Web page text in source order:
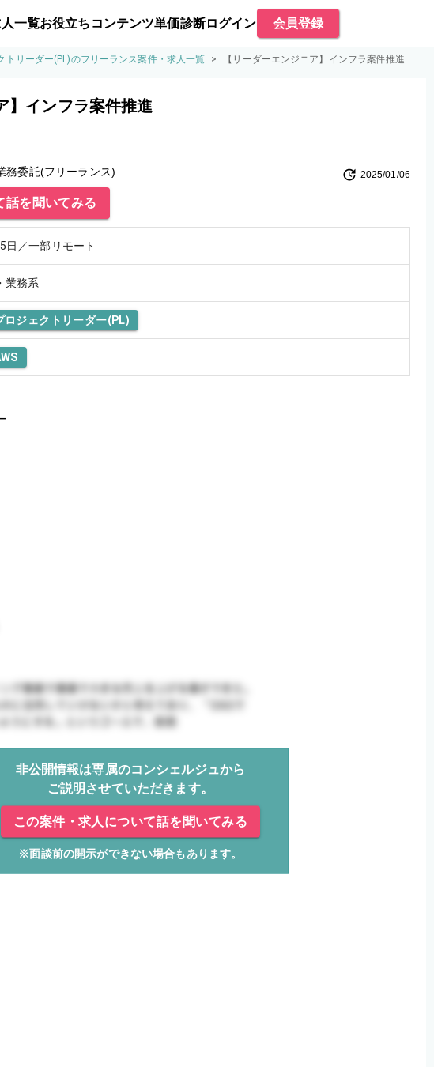
一覧お役立ちコンテンツ単価診断ログイン 会員登録
トリーダー(PL)のフリーランス案件・求人一覧 > 【リーダーエンジニア】インフラ案件推進
】インフラ案件推進
務委託(フリーランス) 2025/01/06
話を聞いてみる
日／一部リモート
業務系
ロジェクトリーダー(PL)
非公開情報は専属のコンシェルジュから
ご説明させていただきます。
この案件・求人について話を聞いてみる
※面談前の開示ができない場合もあります。